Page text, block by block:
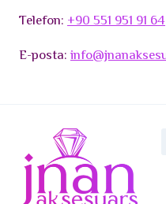
Telefon:+90 551 951 91 64
E-posta: